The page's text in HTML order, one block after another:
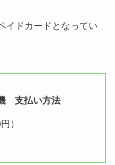
イドカードとなってい
支払い方法
）